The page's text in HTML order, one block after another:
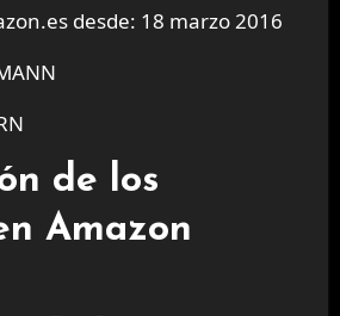
desde: 18 marzo 2016
de los
Amazon